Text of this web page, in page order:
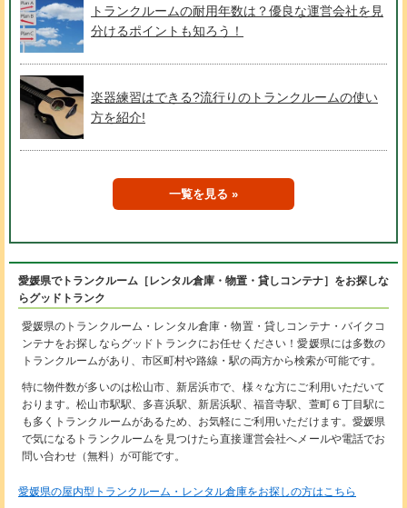
トランクルームの耐用年数は？優良な運営会社を見
分けるポイントも知ろう！
楽器練習はできる?流行りのトランクルームの使い
方を紹介!
一覧を見る
愛媛県でトランクルーム［レンタル倉庫・物置・貸しコンテナ］をお探しな
らグッドトランク
愛媛県のトランクルーム・レンタル倉庫・物置・貸しコンテナ・バイクコ
ンテナをお探しならグッドトランクにお任せください！愛媛県には多数の
トランクルームがあり、市区町村や路線・駅の両方から検索が可能です。
特に物件数が多いのは松山市、新居浜市で、様々な方にご利用いただいて
おります。松山市駅駅、多喜浜駅、新居浜駅、福音寺駅、萱町６丁目駅に
も多くトランクルームがあるため、お気軽にご利用いただけます。愛媛県
で気になるトランクルームを見つけたら直接運営会社へメールや電話でお
問い合わせ（無料）が可能です。
愛媛県の屋内型トランクルーム・レンタル倉庫をお探しの方はこちら